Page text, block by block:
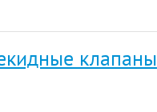
клапаны